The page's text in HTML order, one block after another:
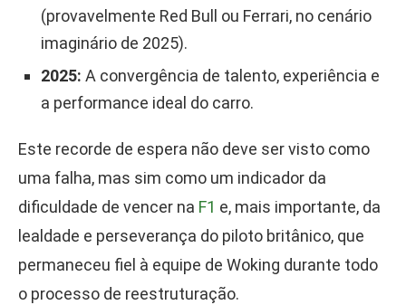
(provavelmente Red Bull ou Ferrari, no cenário
imaginário de 2025).
2025: A convergência de talento, experiência e
a performance ideal do carro.
Este recorde de espera não deve ser visto como
uma falha, mas sim como um indicador da
dificuldade de vencer na F1 e, mais importante, da
lealdade e perseverança do piloto britânico, que
permaneceu fiel à equipe de Woking durante todo
o processo de reestruturação.